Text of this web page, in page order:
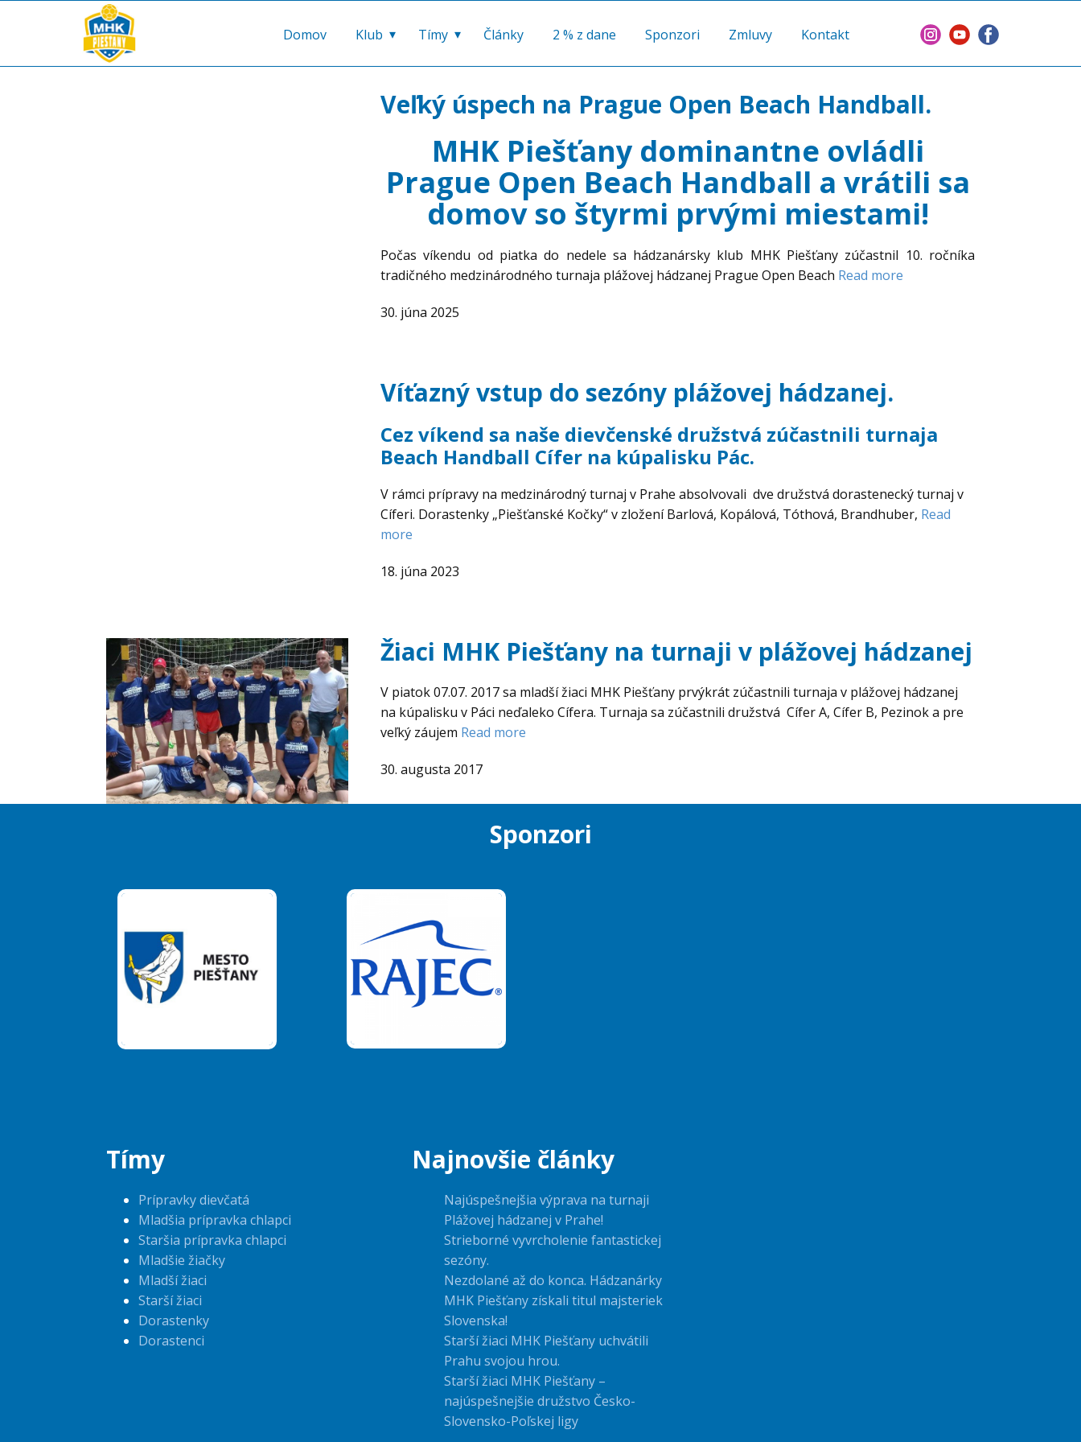
Domov Klub Tímy Články 2 % z dane Sponzori Zmluvy Kontakt
Veľký úspech na Prague Open Beach Handball.
MHK Piešťany dominantne ovládli
Prague Open Beach Handball a vrátili sa
domov so štyrmi prvými miestami!
Počas víkendu od piatka do nedele sa hádzanársky klub MHK Piešťany zúčastnil 10. ročníka
tradičného medzinárodného turnaja plážovej hádzanej Prague Open Beach Read more
30. júna 2025
Víťazný vstup do sezóny plážovej hádzanej.
Cez víkend sa naše dievčenské družstvá zúčastnili turnaja
Beach Handball Cífer na kúpalisku Pác.
V rámci prípravy na medzinárodný turnaj v Prahe absolvovali dve družstvá dorastenecký turnaj v
Cíferi. Dorastenky „Piešťanské Kočky“ v zložení Barlová, Kopálová, Tóthová, Brandhuber, Read
more
18. júna 2023
Žiaci MHK Piešťany na turnaji v plážovej hádzanej
V piatok 07.07. 2017 sa mladší žiaci MHK Piešťany prvýkrát zúčastnili turnaja v plážovej hádzanej
na kúpalisku v Páci neďaleko Cífera. Turnaja sa zúčastnili družstvá Cífer A, Cífer B, Pezinok a pre
veľký záujem Read more
30. augusta 2017
Sponzori
Tímy
Prípravky dievčatá
Mladšia prípravka chlapci
Staršia prípravka chlapci
Mladšie žiačky
Mladší žiaci
Starší žiaci
Dorastenky
Dorastenci
Najnovšie články
Najúspešnejšia výprava na turnaji
Plážovej hádzanej v Prahe!
Strieborné vyvrcholenie fantastickej
sezóny.
Nezdolané až do konca. Hádzanárky
MHK Piešťany získali titul majsteriek
Slovenska!
Starší žiaci MHK Piešťany uchvátili
Prahu svojou hrou.
Starší žiaci MHK Piešťany –
najúspešnejšie družstvo Česko-
Slovensko-Poľskej ligy